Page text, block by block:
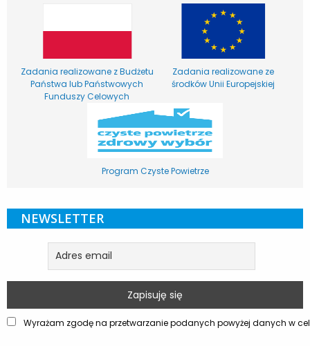
Zadania realizowane z Budżetu
Państwa lub Państwowych
Funduszy Celowych
Zadania realizowane ze
środków Unii Europejskiej
Program Czyste Powietrze
NEWSLETTER
Wyrażam zgodę na przetwarzanie podanych powyżej danych w